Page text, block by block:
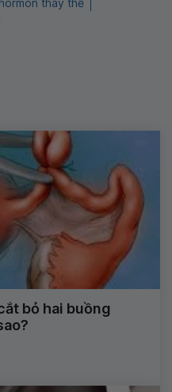
thay thế
bỏ hai buồng